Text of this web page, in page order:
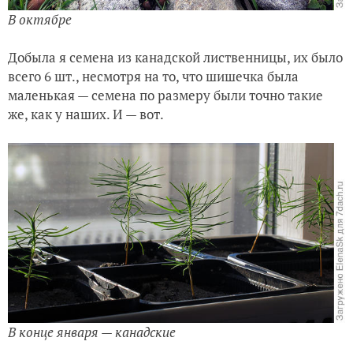
В октябре
Добыла я семена из канадской лиственницы, их было
всего 6 шт., несмотря на то, что шишечка была
маленькая — семена по размеру были точно такие
же, как у наших. И — вот.
В конце января — канадские